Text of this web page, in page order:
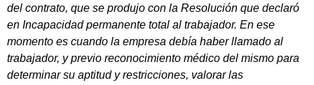
del contrato, que se produjo con la Resolución que declaró
en Incapacidad permanente total al trabajador. En ese
momento es cuando la empresa debía haber llamado al
trabajador, yprevio reconocimiento médico del mismo para
determinar su aptitud y restricciones, valorar las